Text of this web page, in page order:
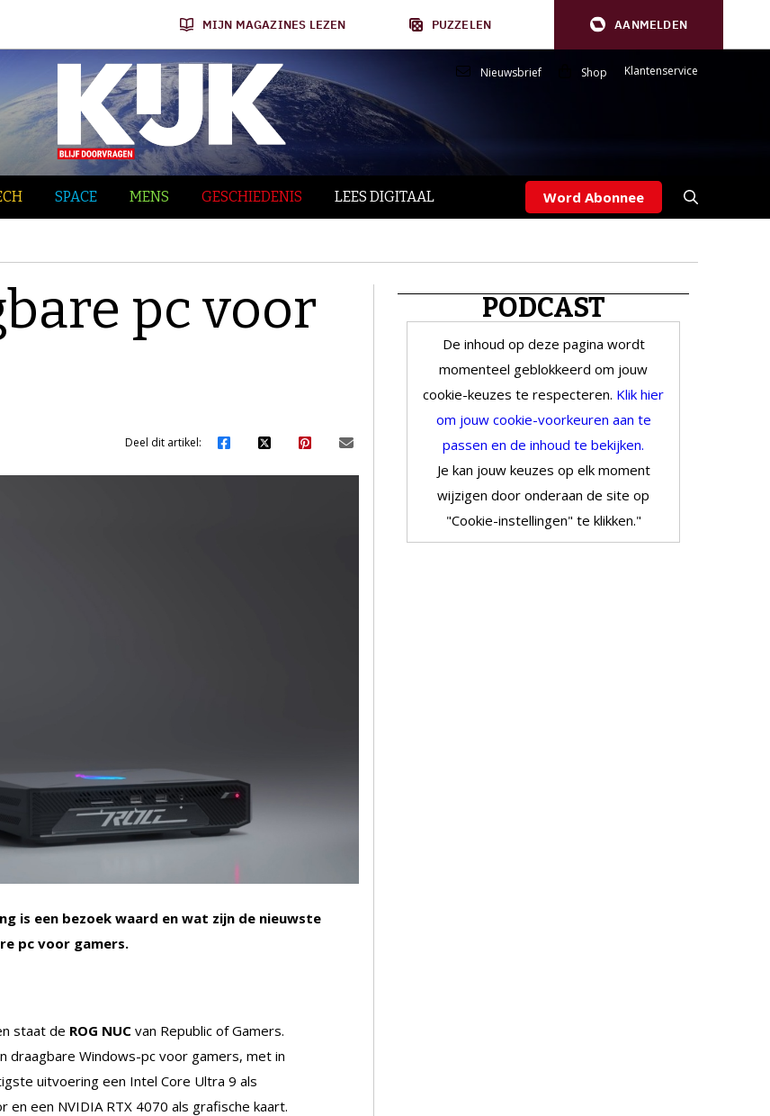
MIJN MAGAZINES LEZEN PUZZELEN AANMELDEN
Nieuwsbrief Shop Klantenservice
SPACE MENS GESCHIEDENIS LEES DIGITAAL Word Abonnee
pc voor
Deel dit artikel:
is een bezoek waard en wat zijn de nieuwste
pc voor gamers.
staat de ROG NUCvan Republic of Gamers.
draagbare Windows-pc voor gamers, met in
uitvoering een Intel Core Ultra 9 als
en een NVIDIA RTX 4070 als grafische kaart.
PODCAST
De inhoud op deze pagina wordt
momenteel geblokkeerd om jouw
cookie-keuzes te respecteren. Klik hier
om jouw cookie-voorkeuren aan te
passen en de inhoud te bekijken.
Je kan jouw keuzes op elk moment
wijzigen door onderaan de site op
"Cookie-instellingen" te klikken."